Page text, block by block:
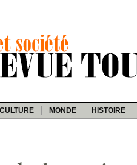
CULTURE MONDE HISTOIRE